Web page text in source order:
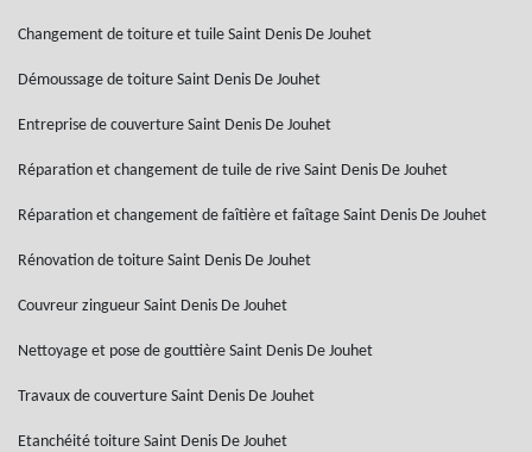
Changement de toiture et tuile Saint Denis De Jouhet
Démoussage de toiture Saint Denis De Jouhet
Entreprise de couverture Saint Denis De Jouhet
Réparation et changement de tuile de rive Saint Denis De Jouhet
Réparation et changement de faîtière et faîtage Saint Denis De Jouhet
Rénovation de toiture Saint Denis De Jouhet
Couvreur zingueur Saint Denis De Jouhet
Nettoyage et pose de gouttière Saint Denis De Jouhet
Travaux de couverture Saint Denis De Jouhet
Etanchéité toiture Saint Denis De Jouhet